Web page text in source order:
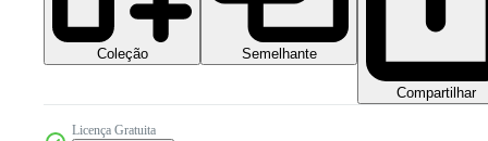
Coleção Semelhante
Compartilhar
Licença Gratuita